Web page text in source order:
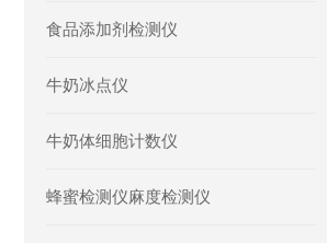
食品添加剂检测仪
牛奶冰点仪
牛奶体细胞计数仪
蜂蜜检测仪麻度检测仪